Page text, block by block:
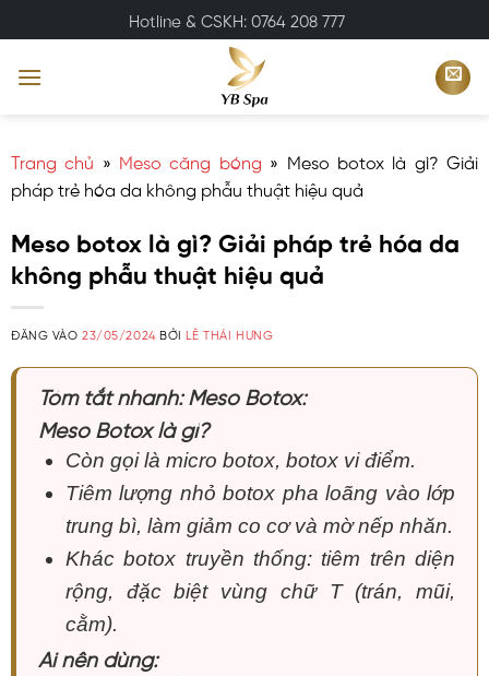
qua
nội
Hotline & CSKH: 0764 208 777
Trang chủ » Meso căng bóng » Meso botox là gì? Giải
pháp trẻ hóa da không phẫu thuật hiệu quả
Meso botox là gì? Giải pháp trẻ hóa da
không phẫu thuật hiệu quả
ĐĂNG VÀO23/05/2024 BỞI LÊ THÁI HƯNG
Tóm tắt nhanh: Meso Botox:
Meso Botox là gì?
Còn gọi là micro botox, botox vi điểm.
Tiêm lượng nhỏ botox pha loãng vào lớp
trung bì, làm giảm co cơ và mờ nếp nhăn.
Khác botox truyền thống: tiêm trên diện
rộng, đặc biệt vùng chữ T (trán, mũi,
cằm).
Ai nên dùng: